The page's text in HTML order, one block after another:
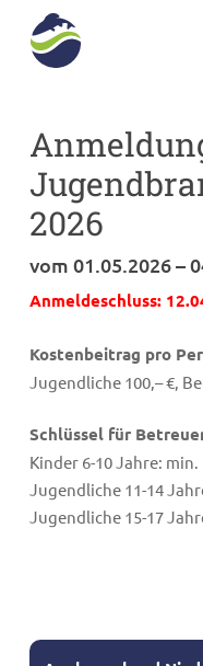
2026
vom 01.05.2026 –
Anmeldeschluss:
Kostenbeitrag pro
Jugendliche 100,– €,
Schlüssel für
Kinder 6-10 Jahre:
Jugendliche 11-14
Jugendliche 15-17